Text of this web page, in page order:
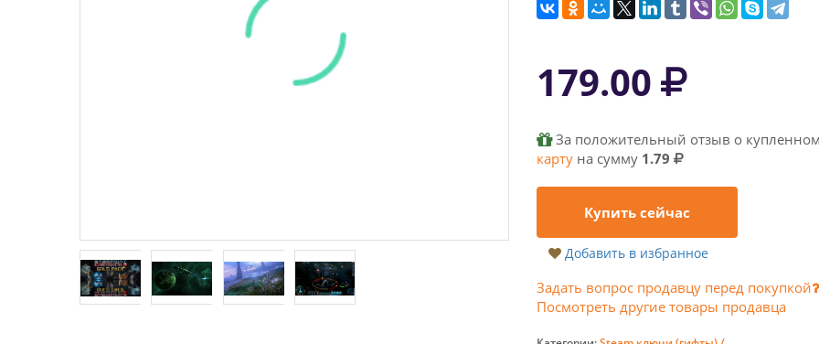
179.00
За положительный отзыв о
карту на сумму 1.79
Купить сейчас
Добавить в избранное
Задать вопрос продавцу перед покупкой
Посмотреть другие товары продавца